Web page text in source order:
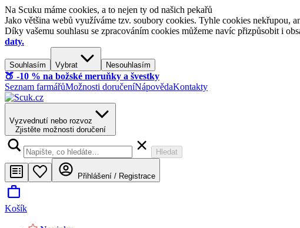
Na Scuku máme cookies, a to nejen ty od našich pekařů
Jako většina webů využíváme tzv. soubory cookies. Tyhle cookies nekřupou,
Díky vašemu souhlasu se zpracováním cookies můžeme navíc přizpůsobit i
daty.
Souhlasím Vybrat Nesouhlasím
🍑​ -10 % na božské meruňky a švestky
Seznam farmářůMožnosti doručeníNápovědaKontakty
Vyzvednutí nebo rozvoz
Zjistěte možnosti doručení
Hledat
Přihlášení / Registrace
Košík